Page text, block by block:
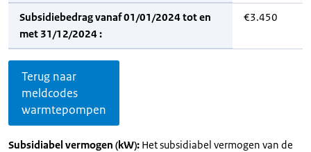
Subsidiebedrag vanaf 01/01/2024 tot en
met 31/12/2024 :
€3.450
Terug naar
meldcodes
warmtepompen
Subsidiabel vermogen (kW): Het subsidiabel vermogen van de